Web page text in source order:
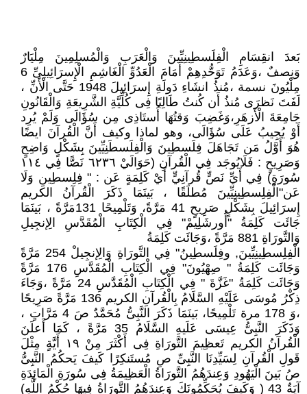
بَعدَ انقِسَامِ الْفِلَسطِينِيِّينَ وَالْعَرَبِ وَالْمُسلِمِينَ مِلْيَارٌ
وَنِصفٌ ،وَعَدَمُ تَوَحُّدِهِمْ أَمَامَ الْعَدُوِّ الْغَاشِمِ الْإِسرَائِيلِىِّ 6
مِلْيُونَ نسمة ،مُنذُ انشَاءِ دَولَةِ إِسرَائِيلَ 1948 حَتَّى الْأَنِّ ،
لَفَتَ نَظرَى مُنذُ أَن كُنتُ طَالِبًا فِى كُلِّيَّةِ الشَّرِيعَةِ وَالْقَانُونِ
جَامِعَةَ الْأَزهَرِ،وَغَضِبَ وَقتُهَا أُستَاذِى مِن سُؤَالَى وَلَمْ يُرِد
أَوْ يُجِيبُ عَلَى سُؤَالَى، وهو لماذا وكيف أَنَّ الْقُرآنَ ايضًا
هُوَ أَوَّلُ مَن تَجَاهَلَ فِلَسطِينَ وَالْفِلَسطَنِيِّينَ بِشَكْلٍ وَاضِحٍ
وَصَرِيحٍ : فَلَايُوجَد فِي الْقُرآنِ (حَوَالَيْ ٦٢٣٦ نَصًّا فِي ١١٤
سُورَةٍ) فِي أَيِّ نَصٍّ قُرآنِيٍّ أَيْ كَلِمَةٍ عَن : " فِلِسطِينِ وَلَا
عَن"الْفِلِسطِينِيِّينَ مُطلَقًا ، بَينَمَا ذَكَرَ الْقُرآنُ الكريم
إِسرَائِيلَ بِشَكْلٍ صَرِيحٍ 41 مَرَّةً، وَتَلْمِيحًا 131مَرَّةً ، بَينَمَا
جَائَت كَلِمَةُ "أُورشَلِيمْ" فِي الْكِتَابِ الْمُقَدَّسِ الِإنجِيلِ
وَالتَّورَاةِ 881 مَرَّةً ،وَجَائَت كَلِمَةُ
الْفِلِسطِينِيِّينَ, وفِلَسطِينُ" فِي التَّورَاةِ وَالِإنجِيلْ 254 مَرَّةً
وَجَائَت كَلِمَةُ " صِهْيُونَ" فِي الْكِتَابِ الْمُقَدَّسِ 176 مَرَّةً
وَجَائَت كَلِمَةُ "غَزَّةَ " فِي الْكِتَابِ الْمُقَدَّسِ 24 مَرَّةً ،وَجَاءَ
ذِكْرُ مُوسَى عَلَيْهِ السَّلَامُ بِالْقُرآنِ الكريم 136 مَرَّةً صَرِيحًا
،وَ 178 مرة تَلْمِيحًا، بَينَمَا ذَكَرَ النَّبِىُّ مُحَمَّدٌ صَ 4 مَرَّاتٍ ،
وَذَكَرَ النَّبِىُّ عِيسَى عَلَيهِ السَّلَامُ 35 مَرَّةً ، كَمَا أَعلَنَ
الْقُرآنُ الكريم تَعظِيمَ التَّورَاةِ فِى أَكْثَرَ مِنْ ١٩ أَيَّةٍ مِثْلَ
قَولِ الْقُرآنِ لِسَيِّدِنَا النَّبِىِّ صِ مُستَنكِرًا كَيفَ يَحكُمُ النَّبِىُّ
صُ بَينَ الْيَهُودِ وَعِندَهُمُ التَّورَاةُ الْعَظِيمَةُ فِى سُورَةِ الْمَائِدَةِ
آيَةٌ 43 ( وَكَيفَ يُحَكِّمُونَكَ وَعِندَهُمُ التَّورَاةُ فِيهَا حُكْمُ اللَّهِ)